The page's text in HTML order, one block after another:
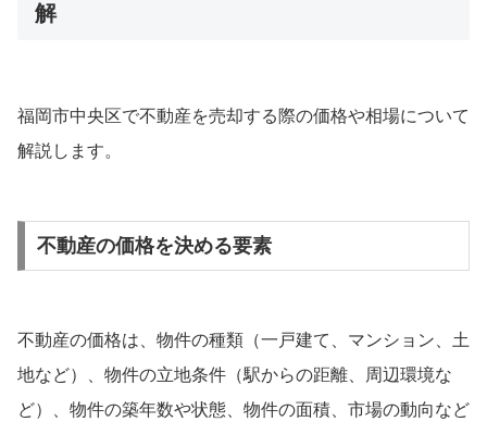
解
福岡市中央区で不動産を売却する際の価格や相場について
解説します。
不動産の価格を決める要素
不動産の価格は、物件の種類（一戸建て、マンション、土
地など）、物件の立地条件（駅からの距離、周辺環境な
ど）、物件の築年数や状態、物件の面積、市場の動向など